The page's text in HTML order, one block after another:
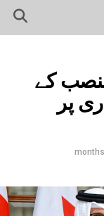
کے
پر